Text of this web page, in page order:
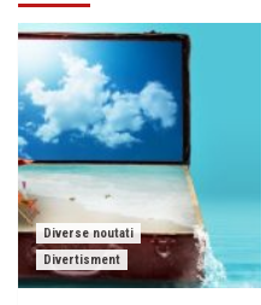
Diverse noutati
Divertisment